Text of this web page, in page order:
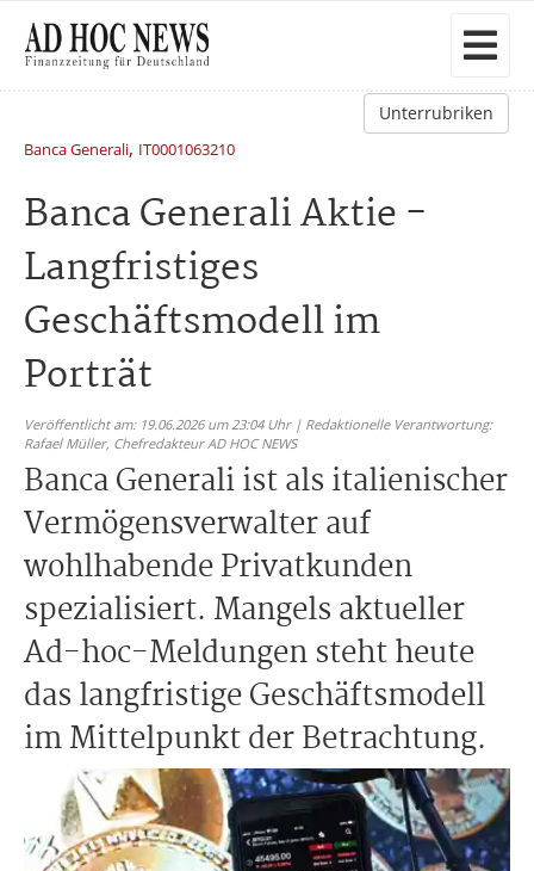
Unterrubriken
Banca Generali, IT0001063210
Banca Generali Aktie -
Langfristiges
Geschäftsmodell im
Porträt
Veröffentlicht am: 19.06.2026 um 23:04 Uhr | Redaktionelle Verantwortung:
Rafael Müller, Chefredakteur AD HOC NEWS
Banca Generali ist als italienischer
Vermögensverwalter auf
wohlhabende Privatkunden
spezialisiert. Mangels aktueller
Ad-hoc-Meldungen steht heute
das langfristige Geschäftsmodell
im Mittelpunkt der Betrachtung.